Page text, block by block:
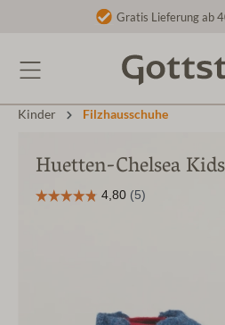
Gratis Lieferung ab
Kinder Filzhausschuhe
Huetten-Chelsea Kids